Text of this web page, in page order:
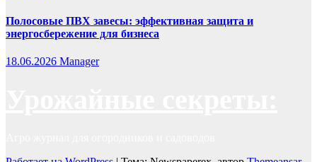
Полосовые ПВХ завесы: эффективная защита и
энергосбережение для бизнеса
18.06.2026 Manager